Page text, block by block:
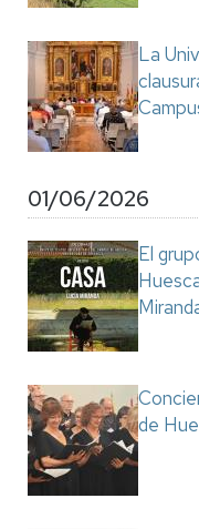
La
01/06/2026
El
de